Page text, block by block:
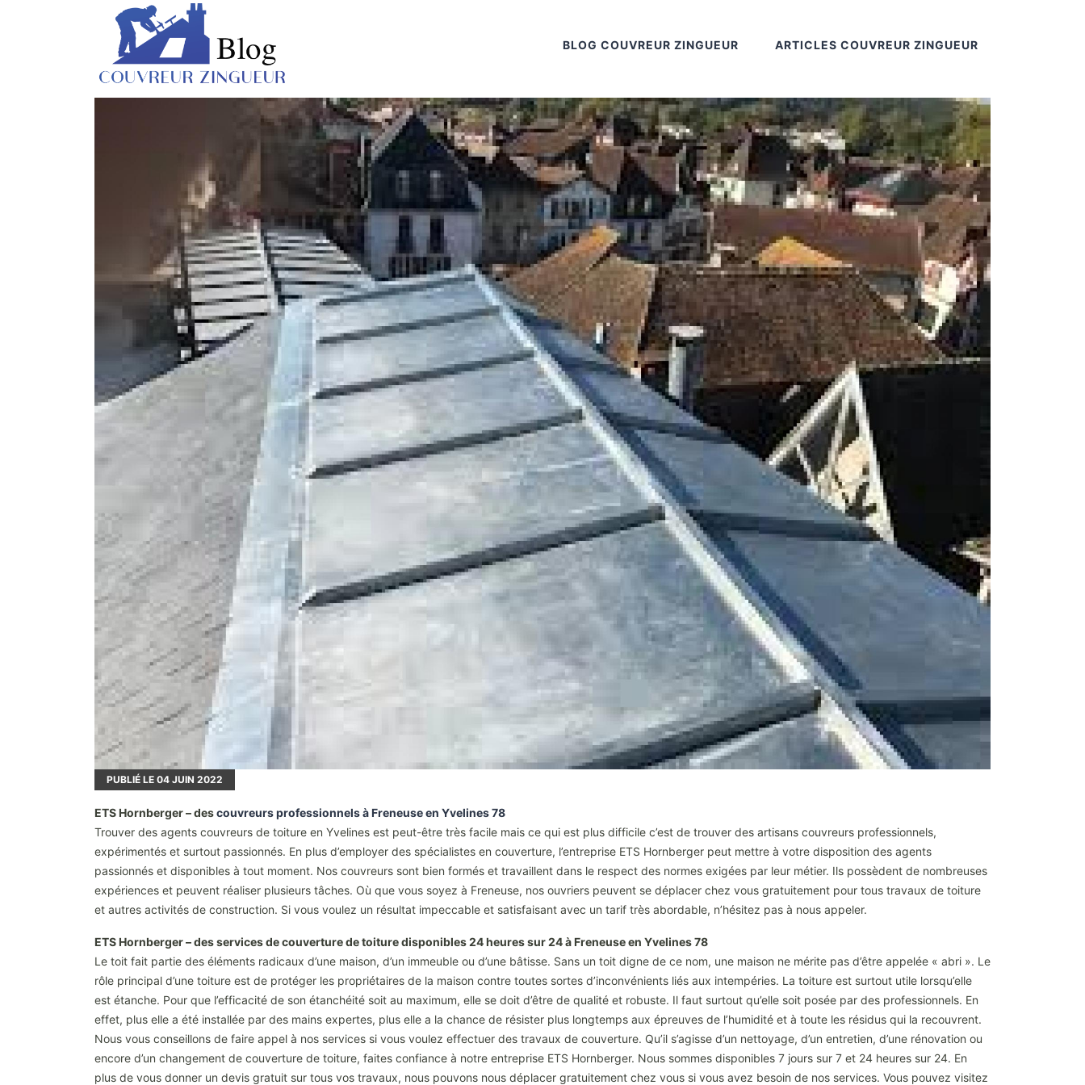
BLOG COUVREUR ZINGUEUR ARTICLES COUVREUR ZINGUEUR
PUBLIÉ LE 04 JUIN 2022
ETS Hornberger – descouvreurs professionnels à Freneuse en Yvelines 78
Trouver des agents couvreurs de toiture en Yvelines est peut-être très facile mais ce qui est plus difficile c’est de trouver des artisans couvreurs professionnels,
expérimentés et surtout passionnés. En plus d’employer des spécialistes en couverture, l’entreprise ETS Hornberger peut mettre à votre disposition des agents
passionnés et disponibles à tout moment. Nos couvreurs sont bien formés et travaillent dans le respect des normes exigées par leur métier. Ils possèdent de nombreuses
expériences et peuvent réaliser plusieurs tâches. Où que vous soyez à Freneuse, nos ouvriers peuvent se déplacer chez vous gratuitement pour tous travaux de toiture
et autres activités de construction. Si vous voulez un résultat impeccable et satisfaisant avec un tarif très abordable, n’hésitez pas à nous appeler.
ETS Hornberger – des services de couverture de toiture disponibles 24 heures sur 24 à Freneuse en Yvelines 78
Le toit fait partie des éléments radicaux d’une maison, d’un immeuble ou d’une bâtisse. Sans un toit digne de ce nom, une maison ne mérite pas d’être appelée « abri ». Le
rôle principal d’une toiture est de protéger les propriétaires de la maison contre toutes sortes d’inconvénients liés aux intempéries. La toiture est surtout utile lorsqu’elle
est étanche. Pour que l’efficacité de son étanchéité soit au maximum, elle se doit d’être de qualité et robuste. Il faut surtout qu’elle soit posée par des professionnels. En
effet, plus elle a été installée par des mains expertes, plus elle a la chance de résister plus longtemps aux épreuves de l’humidité et à toute les résidus qui la recouvrent.
Nous vous conseillons de faire appel à nos services si vous voulez effectuer des travaux de couverture. Qu’il s’agisse d’un nettoyage, d’un entretien, d’une rénovation ou
encore d’un changement de couverture de toiture, faites confiance à notre entreprise ETS Hornberger. Nous sommes disponibles 7 jours sur 7 et 24 heures sur 24. En
plus de vous donner un devis gratuit sur tous vos travaux, nous pouvons nous déplacer gratuitement chez vous si vous avez besoin de nos services. Vous pouvez visitez